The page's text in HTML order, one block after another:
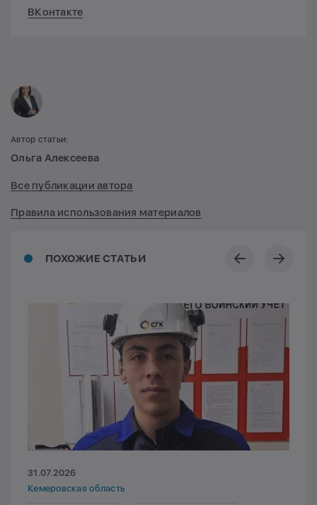
ВКонтакте
ПОХОЖИЕ СТАТЬИ
31.07.2026
Кемеровская область
Автор статьи:
Ольга Алексеева
Все публикации автора
Правила использования материалов